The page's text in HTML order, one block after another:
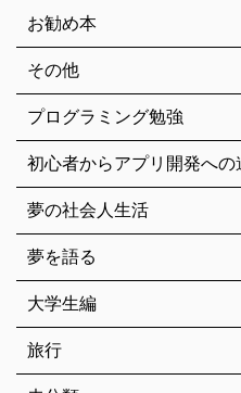
お勧め本
その他
プログラミング勉強
初心者からアプリ開発への
夢の社会人生活
夢を語る
大学生編
旅行